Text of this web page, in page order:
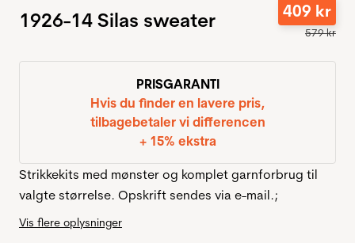
1926-14 Silas sweater 409 kr
579kr
PRISGARANTI
Hvis du finder en lavere pris,
tilbagebetaler vi differencen
+ 15% ekstra
Strikkekits med mønster og komplet garnforbrug til
valgte størrelse. Opskrift sendes via e-mail.;
Vis flere oplysninger